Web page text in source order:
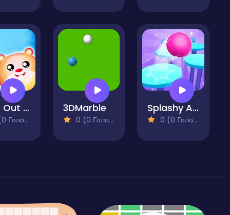
Brick Out Candy 3DMarble
0 (0 Голосів)
Splashy Arcade
0 (0 Голосів)